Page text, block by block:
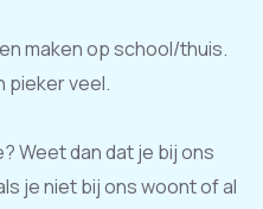
maken op school/thuis.
pieker veel.
Weet dan dat je bij ons
je niet bij ons woont of al